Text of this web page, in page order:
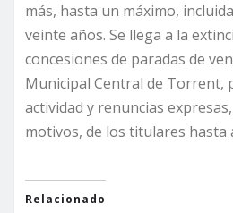
más, hasta un máximo,
veinte años. Se llega a la
concesiones de paradas de
Municipal Central de Torrent,
actividad y renuncias
motivos, de los titulares hasta
Relacionado